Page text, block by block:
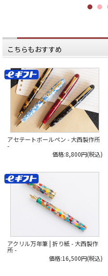
こちらもおすすめ
アセテートボールペン - 大西製作所
-
価格:8,800円(税込)
アクリル万年筆 | 折り紙 - 大西製作
所 -
価格:16,500円(税込)